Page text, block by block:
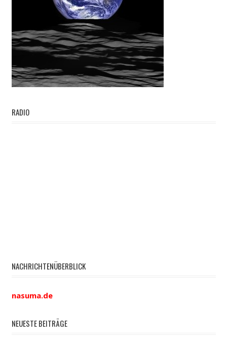
RADIO
NACHRICHTENÜBERBLICK
nasuma.de
NEUESTE BEITRÄGE